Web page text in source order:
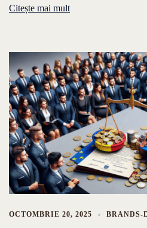
Citește mai mult
OCTOMBRIE 20, 2025 BRANDS-